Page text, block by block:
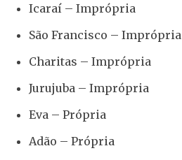
Icaraí – Imprópria
São Francisco – Imprópria
Charitas – Imprópria
Jurujuba – Imprópria
Eva – Própria
Adão – Própria